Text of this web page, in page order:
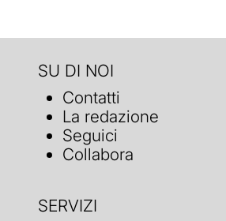
SU DI NOI
Contatti
La redazione
Seguici
Collabora
SERVIZI